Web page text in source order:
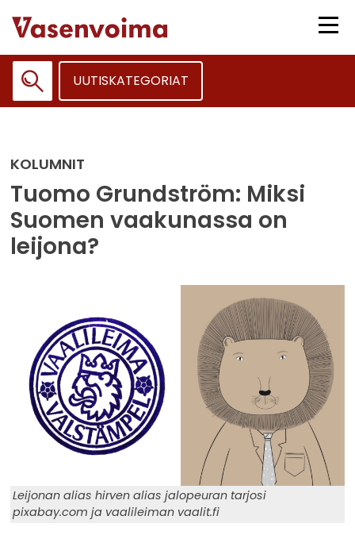
sisältöön
UUTISKATEGORIAT
KOLUMNIT
Tuomo Grundström: Miksi
Suomen vaakunassa on
leijona?
Leijonan alias hirven alias jalopeuran tarjosi
pixabay.com ja vaalileiman vaalit.fi